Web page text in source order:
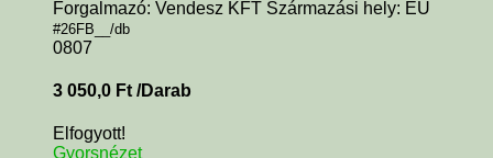
Forgalmazó: Vendesz KFT Származási hely: EU
#26FB__/db
0807
3 050,0 Ft /Darab
Elfogyott!
Gyorsnézet